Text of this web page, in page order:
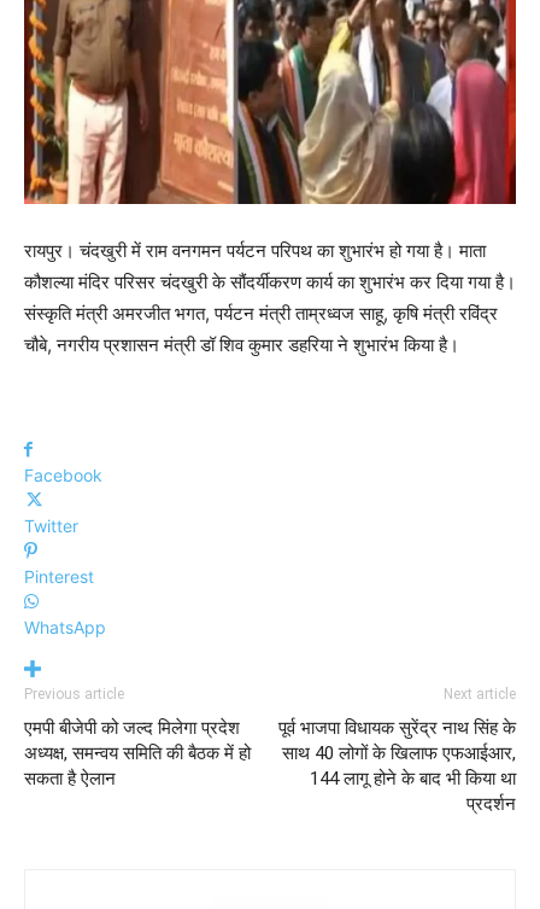
रायपुर। चंदखुरी में राम वनगमन पर्यटन परिपथ का शुभारंभ हो गया है। माता
कौशल्या मंदिर परिसर चंदखुरी के सौंदर्यीकरण कार्य का शुभारंभ कर दिया गया है।
संस्कृति मंत्री अमरजीत भगत, पर्यटन मंत्री ताम्रध्वज साहू, कृषि मंत्री रविंद्र
चौबे, नगरीय प्रशासन मंत्री डॉ शिव कुमार डहरिया ने शुभारंभ किया है।
Facebook
Twitter
Pinterest
WhatsApp
Previous article
एमपी बीजेपी को जल्द मिलेगा प्रदेश
अध्यक्ष, समन्वय समिति की बैठक में हो
सकता है ऐलान
Next article
पूर्व भाजपा विधायक सुरेंद्र नाथ सिंह के
साथ 40 लोगों के खिलाफ एफआईआर,
144 लागू होने के बाद भी किया था
प्रदर्शन